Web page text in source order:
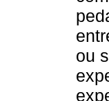
ou